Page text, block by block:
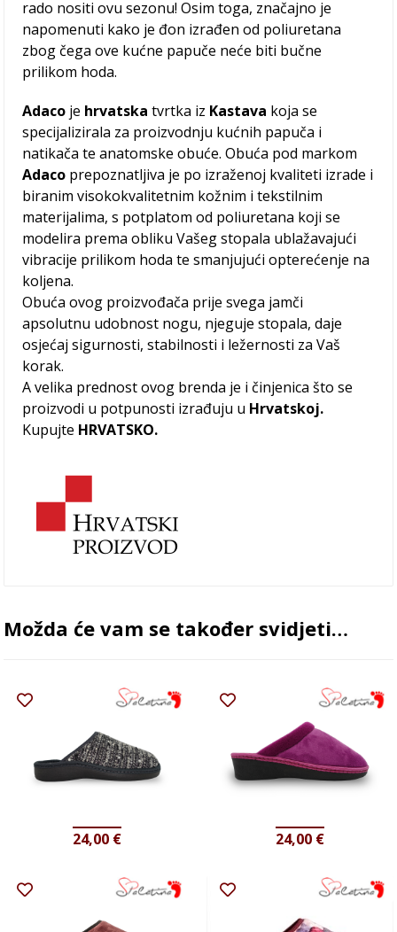
rado nositi ovu sezonu! Osim toga, značajno je
napomenuti kako je đon izrađen od poliuretana
zbog čega ove kućne papuče neće biti bučne
prilikom hoda.
Adaco je hrvatska tvrtka iz Kastava koja se
specijalizirala za proizvodnju kućnih papuča i
natikača te anatomske obuće. Obuća pod markom
Adaco prepoznatljiva je po izraženoj kvaliteti izrade i
biranim visokokvalitetnim kožnim i tekstilnim
materijalima, s potplatom od poliuretana koji se
modelira prema obliku Vašeg stopala ublažavajući
vibracije prilikom hoda te smanjujući opterećenje na
koljena.
Obuća ovog proizvođača prije svega jamči
apsolutnu udobnost nogu, njeguje stopala, daje
osjećaj sigurnosti, stabilnosti i ležernosti za Vaš
korak​.
A velika prednost ovog brenda je i činjenica što se
proizvodi u potpunosti izrađuju u Hrvatskoj.
Kupujte HRVATSKO.
Možda će vam se također svidjeti…
24,00 € 24,00 €